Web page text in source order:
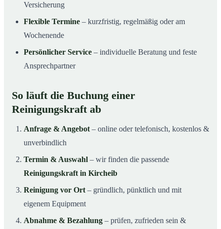
Versicherung
Flexible Termine – kurzfristig, regelmäßig oder am
Wochenende
Persönlicher Service – individuelle Beratung und feste
Ansprechpartner
So läuft die Buchung einer
Reinigungskraft ab
Anfrage & Angebot – online oder telefonisch, kostenlos &
unverbindlich
Termin & Auswahl – wir finden die passende
Reinigungskraft in Kircheib
Reinigung vor Ort – gründlich, pünktlich und mit
eigenem Equipment
Abnahme & Bezahlung – prüfen, zufrieden sein &